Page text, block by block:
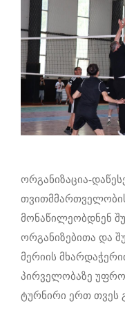
ორგანიზაცია-
მონაწილეობდნენ
ორგანიზებითა და
მერიის
პირველობაზე
ტურნირი ერთ თვეს